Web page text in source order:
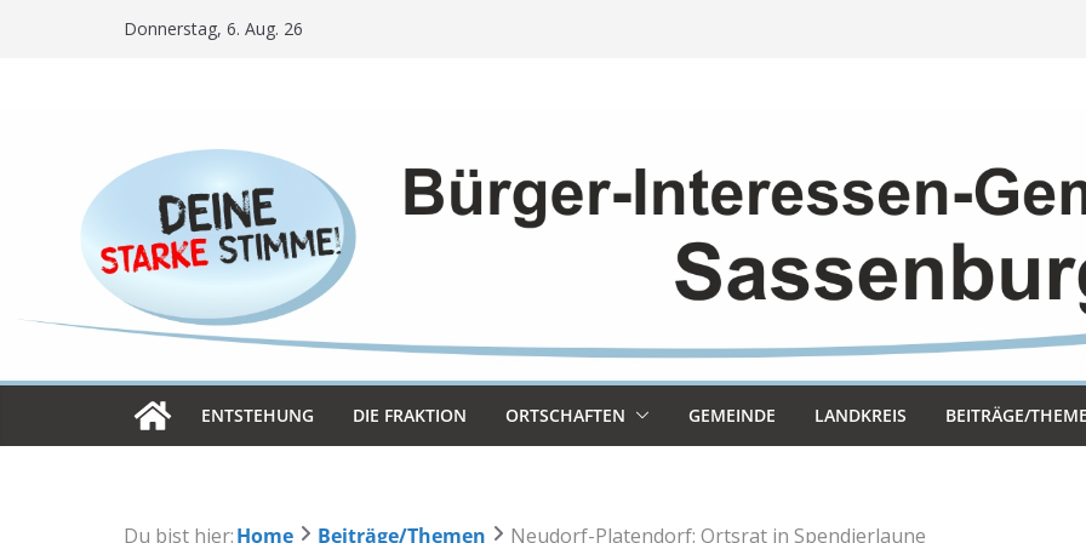
Donnerstag, 6. Aug. 26
ENT­STE­HUNG DIE FRAK­TION ORT­SCHAF­TEN GEMEINDE LAND­KREIS BEITRÄGE/
Du bist hier:Home Beiträge/Themen Neudorf-Platendorf: Ortsrat in Spendierlaune